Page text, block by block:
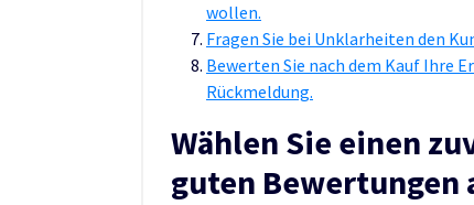
wollen.
Fragen Sie bei Unklarheiten den
Bewerten Sie nach dem Kauf Ihre
Rückmeldung.
Wählen Sie einen
guten Bewertungen